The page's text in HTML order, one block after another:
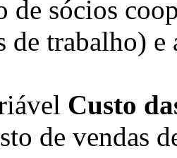
de sócios
de trabalho)
Custo
de vendas